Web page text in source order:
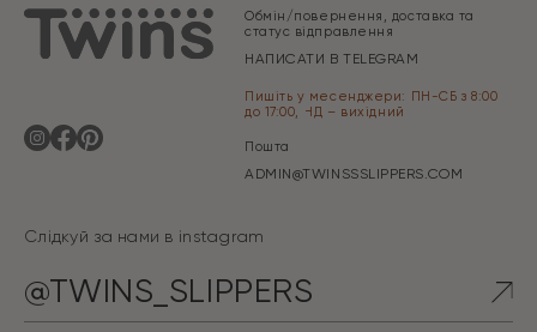
Обмін/повернення, доставка та
статус відправлення
НАПИСАТИ В TELEGRAM
Пишіть у месенджери: ПН-СБ з 8:00
до 17:00, НД – вихідний
Пошта
ADMIN@TWINSSSLIPPERS.COM
Слідкуй за нами в instagram
@TWINS_SLIPPERS